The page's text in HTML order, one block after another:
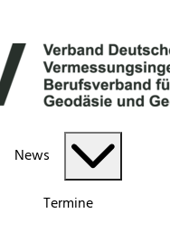
News
Termine